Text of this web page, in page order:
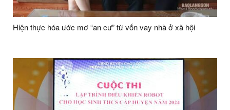
Hiện thực hóa ước mơ “an cư” từ vốn vay nhà ở xã hội